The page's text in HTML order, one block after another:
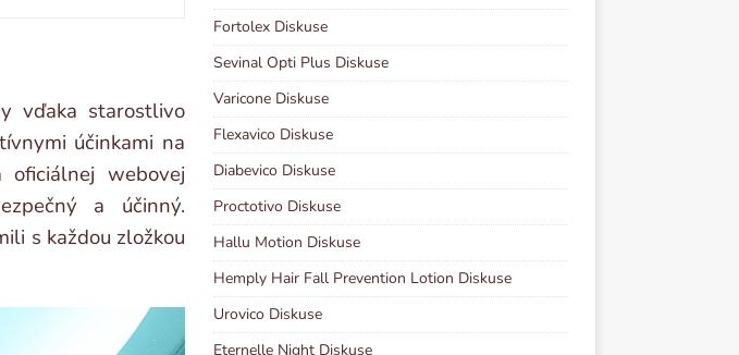
vďaka starostlivo
účinkami na
oficiálnej webovej
a účinný.
s každou zložkou
Fortolex Diskuse
Sevinal Opti Plus Diskuse
Varicone Diskuse
Flexavico Diskuse
Diabevico Diskuse
Proctotivo Diskuse
Hallu Motion Diskuse
Hemply Hair Fall Prevention Lotion Diskuse
Urovico Diskuse
Eternelle Night Diskuse